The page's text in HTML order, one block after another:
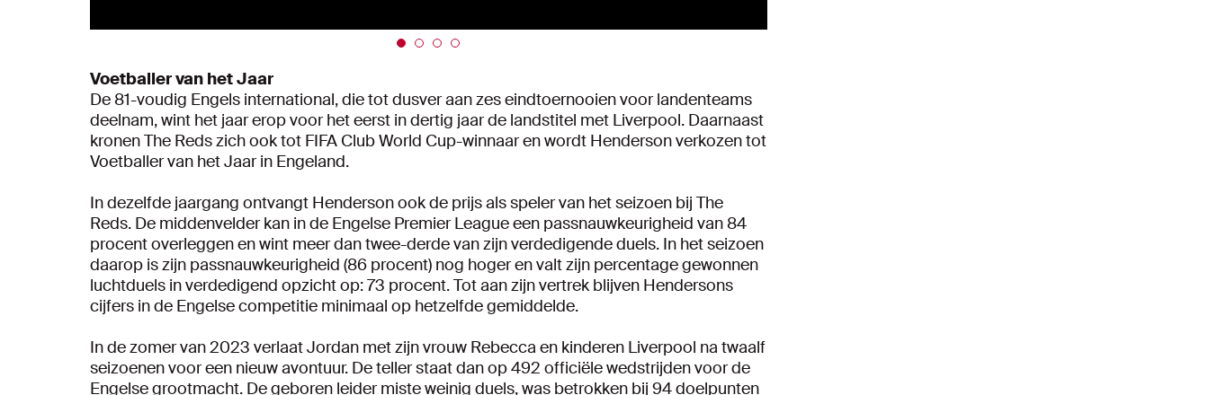
Voetballer van het Jaar
De 81-voudig Engels international, die tot dusver aan zes eindtoernooien voor landenteams
deelnam, wint het jaar erop voor het eerst in dertig jaar de landstitel met Liverpool. Daarnaast
kronen The Reds zich ook tot FIFA Club World Cup-winnaar en wordt Henderson verkozen tot
Voetballer van het Jaar in Engeland.
In dezelfde jaargang ontvangt Henderson ook de prijs als speler van het seizoen bij The
Reds. De middenvelder kan in de Engelse Premier League een passnauwkeurigheid van 84
procent overleggen en wint meer dan twee-derde van zijn verdedigende duels. In het seizoen
daarop is zijn passnauwkeurigheid (86 procent) nog hoger en valt zijn percentage gewonnen
luchtduels in verdedigend opzicht op: 73 procent. Tot aan zijn vertrek blijven Hendersons
cijfers in de Engelse competitie minimaal op hetzelfde gemiddelde.
In de zomer van 2023 verlaat Jordan met zijn vrouw Rebecca en kinderen Liverpool na twaalf
seizoenen voor een nieuw avontuur. De teller staat dan op 492 officiële wedstrijden voor de
Engelse grootmacht. De geboren leider miste weinig duels, was betrokken bij 94 doelpunten